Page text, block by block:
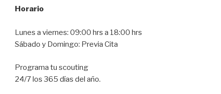
Horario
Lunes a viernes: 09:00 hrs a 18:00 hrs
Sábado y Domingo: Previa Cita
Programa tu scouting
24/7 los 365 días del año.